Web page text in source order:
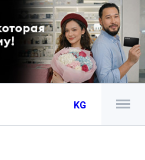
KG